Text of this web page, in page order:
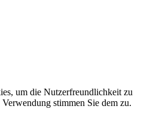
um die Nutzerfreundlichkeit zu
stimmen Sie dem zu.